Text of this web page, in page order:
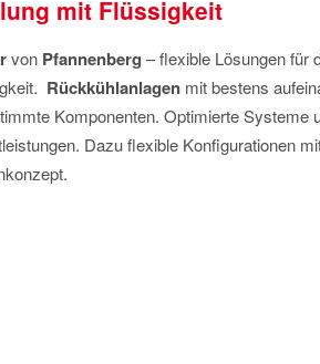
mit Flüssigkeit
von Pfannenberg – flexible Lösungen für
Rückkühlanlagenmit bestens
Komponenten. Optimierte Systeme
Dazu flexible Konfigurationen